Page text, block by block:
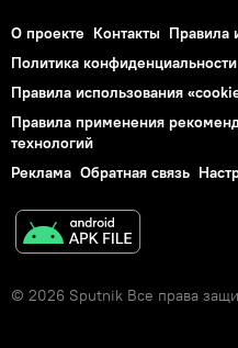
О проекте Контакты Правила
Политика конфиденциальности
Правила использования
Правила применения
технологий
Реклама Обратная связь
© 2026 Sputnik Все права